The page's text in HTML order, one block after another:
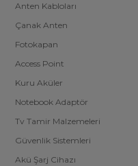
Anten Kabloları
Çanak Anten
Fotokapan
Access Point
Kuru Aküler
Notebook Adaptör
Tv Tamir Malzemeleri
Güvenlik Sistemleri
Akü Şarj Cihazı